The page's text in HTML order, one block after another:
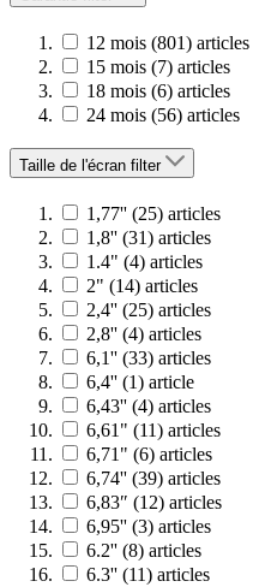
12 mois (801) articles
15 mois (7) articles
18 mois (6) articles
24 mois (56) articles
Taille de l'écran filter
1,77'' (25) articles
1,8'' (31) articles
1.4" (4) articles
2" (14) articles
2,4'' (25) articles
2,8'' (4) articles
6,1'' (33) articles
6,4'' (1) article
6,43'' (4) articles
6,61" (11) articles
6,71" (6) articles
6,74'' (39) articles
6,83″ (12) articles
6,95'' (3) articles
6.2'' (8) articles
6.3'' (11) articles